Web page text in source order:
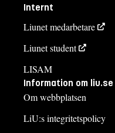
Internt
Liunet medarbetare
Liunet student
LISAM
Information om liu.se
Om webbplatsen
LiU:s integritetspolicy